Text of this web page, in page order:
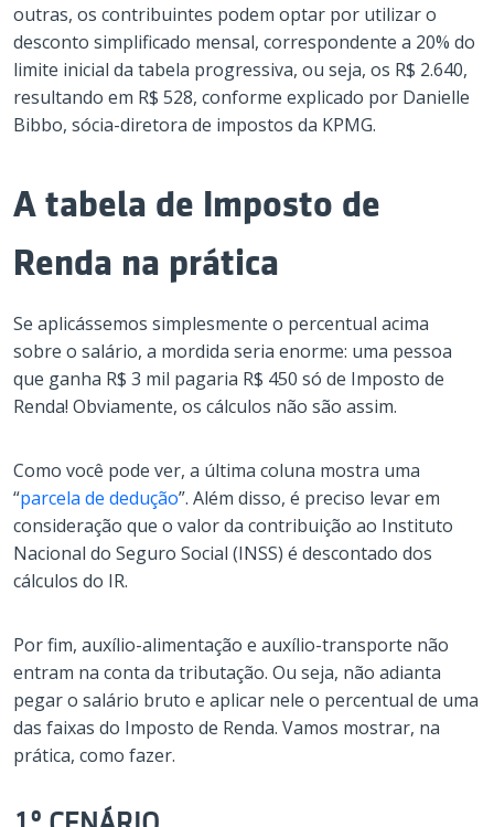
outras, os contribuintes podem optar por utilizar o
desconto simplificado mensal, correspondente a 20% do
limite inicial da tabela progressiva, ou seja, os R$ 2.640,
resultando em R$ 528, conforme explicado por Danielle
Bibbo, sócia-diretora de impostos da KPMG.
A tabela de Imposto de
Renda na prática
Se aplicássemos simplesmente o percentual acima
sobre o salário, a mordida seria enorme: uma pessoa
que ganha R$ 3 mil pagaria R$ 450 só de Imposto de
Renda! Obviamente, os cálculos não são assim.
Como você pode ver, a última coluna mostra uma
“parcela de dedução”. Além disso, é preciso levar em
consideração que o valor da contribuição ao Instituto
Nacional do Seguro Social (INSS) é descontado dos
cálculos do IR.
Por fim, auxílio-alimentação e auxílio-transporte não
entram na conta da tributação. Ou seja, não adianta
pegar o salário bruto e aplicar nele o percentual de uma
das faixas do Imposto de Renda. Vamos mostrar, na
prática, como fazer.